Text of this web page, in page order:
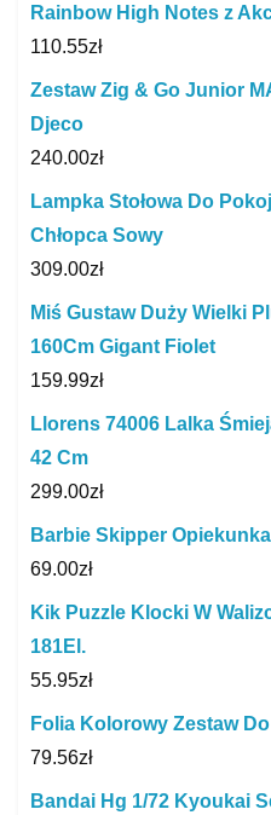
Rainbow High Notes z
110.55zł
Zestaw Zig & Go Junior
Djeco
240.00zł
Lampka Stołowa Do
Chłopca Sowy
309.00zł
Miś Gustaw Duży Wielki
160Cm Gigant Fiolet
159.99zł
Llorens 74006 Lalka
42 Cm
299.00zł
Barbie Skipper
69.00zł
Kik Puzzle Klocki W
181El.
55.95zł
Folia Kolorowy Zestaw
79.56zł
Bandai Hg 1/72 Kyoukai